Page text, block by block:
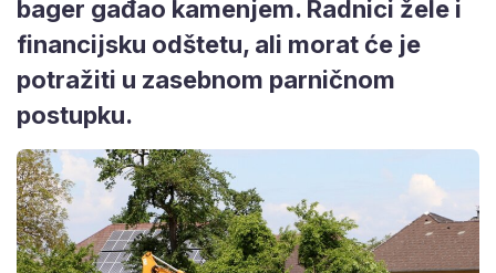
bager gađao kamenjem. Radnici žele i
financijsku odštetu, ali morat će je
potražiti u zasebnom parničnom
postupku.